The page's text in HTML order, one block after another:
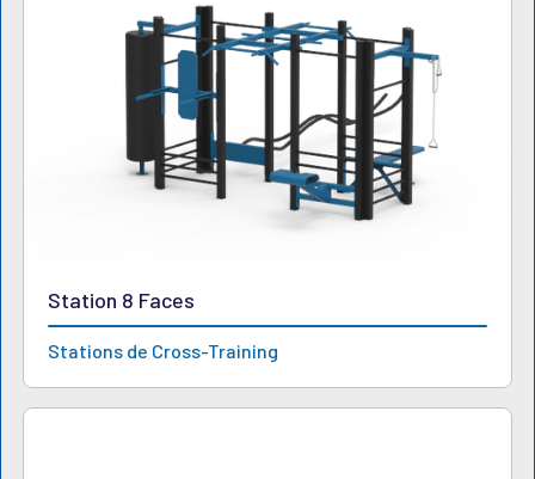
Station 8 Faces
Stations de Cross-Training